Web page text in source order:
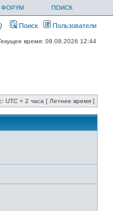
ФОРУМ ПОИСК
Поиск Пользователи
время: 08.08.2026 12:44
UTC + 2 часа [ Летнее время ]